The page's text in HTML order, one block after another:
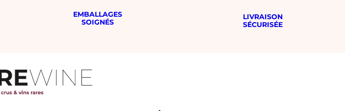
EMBALLAGES
SOIGNÉS
LIVRAISON
SÉCURISÉE